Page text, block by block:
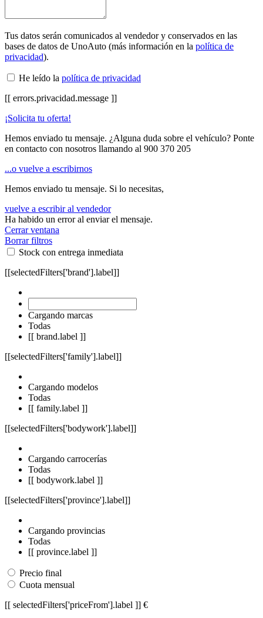
Tus datos serán comunicados al vendedor y conservados en las
bases de datos de UnoAuto (más información en la política de
privacidad).
He leído la política de privacidad
[[ errors.privacidad.message ]]
¡Solicita tu oferta!
Hemos enviado tu mensaje. ¿Alguna duda sobre el vehículo? Ponte
en contacto con nosotros llamando al 900 370 205
...o vuelve a escribirnos
Hemos enviado tu mensaje. Si lo necesitas,
vuelve a escribir al vendedor
Ha habido un error al enviar el mensaje.
Cerrar ventana
Borrar filtros
Stock con entrega inmediata
[[selectedFilters['brand'].label]]
Cargando marcas
Todas
[[ brand.label ]]
[[selectedFilters['family'].label]]
Cargando modelos
Todas
[[ family.label ]]
[[selectedFilters['bodywork'].label]]
Cargando carrocerías
Todas
[[ bodywork.label ]]
[[selectedFilters['province'].label]]
Cargando provincias
Todas
[[ province.label ]]
Precio final
Cuota mensual
[[ selectedFilters['priceFrom'].label ]] €